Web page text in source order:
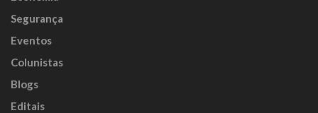
Segurança
Eventos
Colunistas
Blogs
Editais